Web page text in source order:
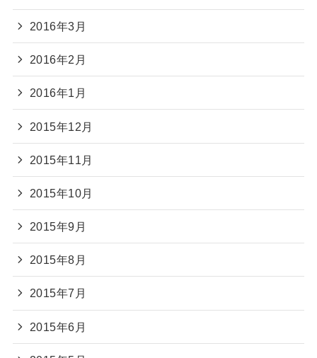
2016年3月
2016年2月
2016年1月
2015年12月
2015年11月
2015年10月
2015年9月
2015年8月
2015年7月
2015年6月